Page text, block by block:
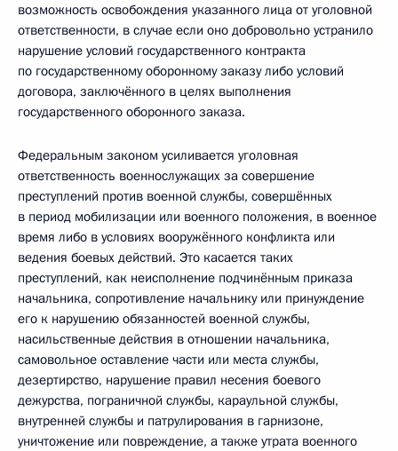
возможность освобождения указанного лица от уголовной
ответственности, в случае если оно добровольно устранило
нарушение условий государственного контракта
по государственному оборонному заказу либо условий
договора, заключённого в целях выполнения
государственного оборонного заказа.
Федеральным законом усиливается уголовная
ответственность военнослужащих за совершение
преступлений против военной службы, совершённых
в период мобилизации или военного положения, в военное
время либо в условиях вооружённого конфликта или
ведения боевых действий. Это касается таких
преступлений, как неисполнение подчинённым приказа
начальника, сопротивление начальнику или принуждение
его к нарушению обязанностей военной службы,
насильственные действия в отношении начальника,
самовольное оставление части или места службы,
дезертирство, нарушение правил несения боевого
дежурства, пограничной службы, караульной службы,
внутренней службы и патрулирования в гарнизоне,
уничтожение или повреждение, а также утрата военного